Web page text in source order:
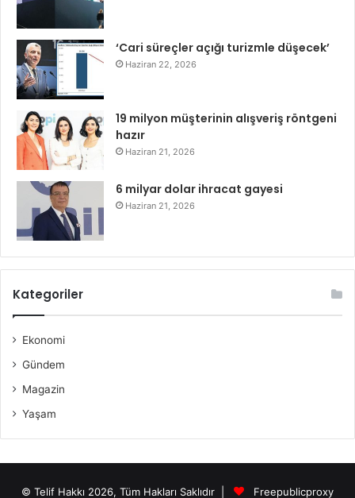
‘Cari süreçler açığı turizmle düşecek’
Haziran 22, 2026
19 milyon müşterinin alışveriş röntgeni
hazır
Haziran 21, 2026
6 milyar dolar ihracat gayesi
Haziran 21, 2026
Kategoriler
Ekonomi
Gündem
Magazin
Yaşam
© Telif Hakkı 2026, Tüm Hakları Saklıdır | Freepublicproxy